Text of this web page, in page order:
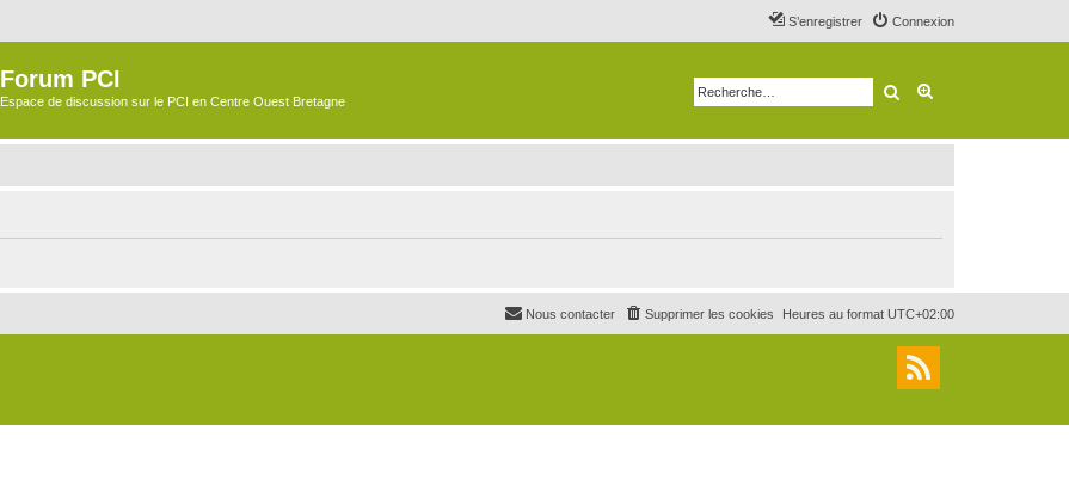
Connexion
S’enregistrer
Forum PCI
Espace de discussion sur le PCI en Centre Ouest Bretagne Rechercher
Heures au format UTC+02:00
Supprimer les cookies
Nous contacter